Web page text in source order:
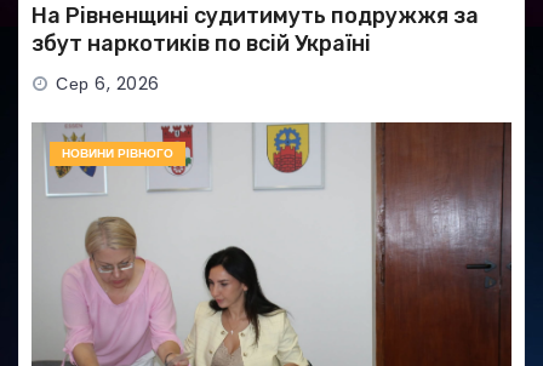
На Рівненщині судитимуть подружжя за
збут наркотиків по всій Україні
Сер 6, 2026
НОВИНИ РІВНОГО